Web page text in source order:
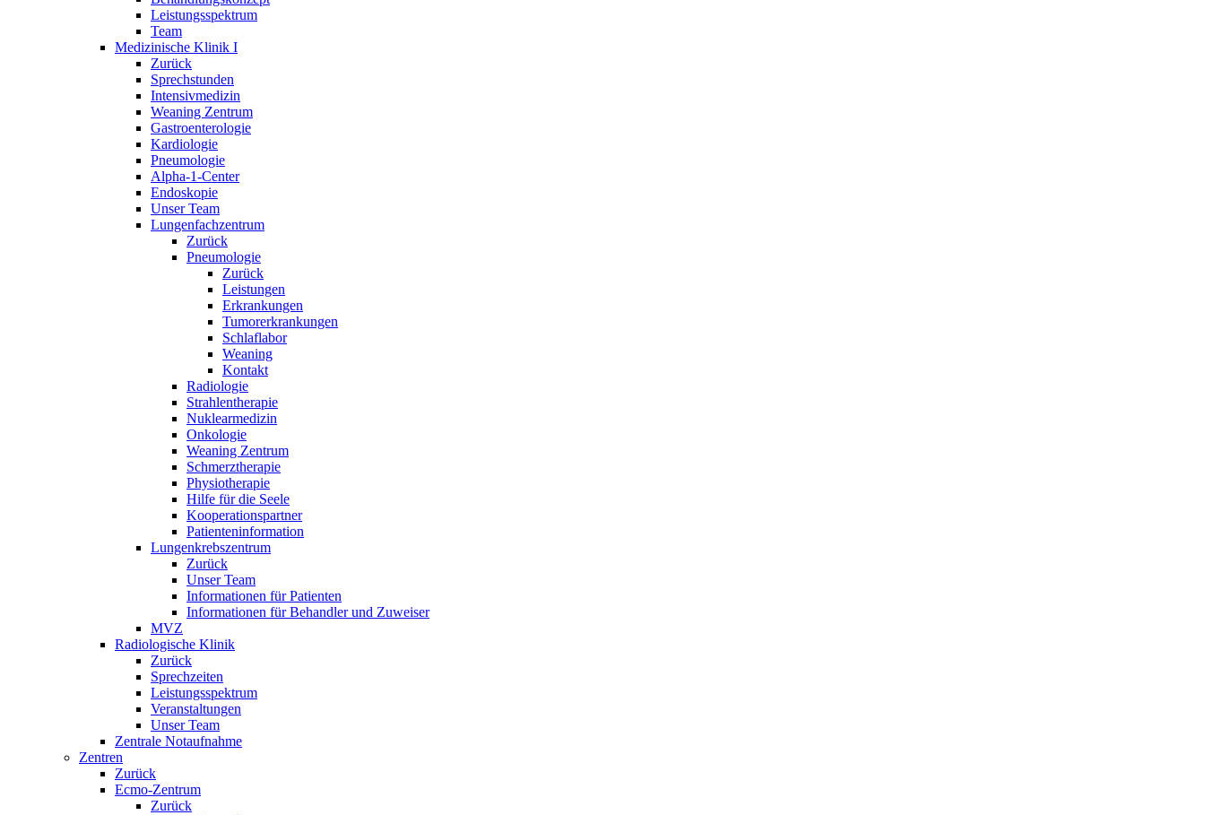
Leistungsspektrum
Team
Medizinische Klinik I
Zurück
Sprechstunden
Intensivmedizin
Weaning Zentrum
Gastroenterologie
Kardiologie
Pneumologie
Alpha-1-Center
Endoskopie
Unser Team
Lungenfachzentrum
Zurück
Pneumologie
Zurück
Leistungen
Erkrankungen
Tumorerkrankungen
Schlaflabor
Weaning
Kontakt
Radiologie
Strahlentherapie
Nuklearmedizin
Onkologie
Weaning Zentrum
Schmerztherapie
Physiotherapie
Hilfe für die Seele
Kooperationspartner
Patienteninformation
Lungenkrebszentrum
Zurück
Unser Team
Informationen für Patienten
Informationen für Behandler und Zuweiser
MVZ
Radiologische Klinik
Zurück
Sprechzeiten
Leistungsspektrum
Veranstaltungen
Unser Team
Zentrale Notaufnahme
Zentren
Zurück
Ecmo-Zentrum
Zurück